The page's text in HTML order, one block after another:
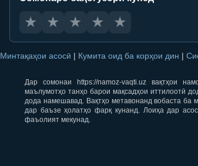
★ ★ ★ ★ ★
Минтақаҳои асосӣ | Кумита оид ба корҳои дин |
Дар сомонаи https://namoz-vaqti.uz вақтҳои
маълумотҳо танҳо барои мақсадҳои иттилоотӣ
дода намешавад. Вақтҳо метавонанд вобаста ба
дар баъзе ҳолатҳо фарқ кунанд. Лоиҳа дар
фаъолият мекунад.